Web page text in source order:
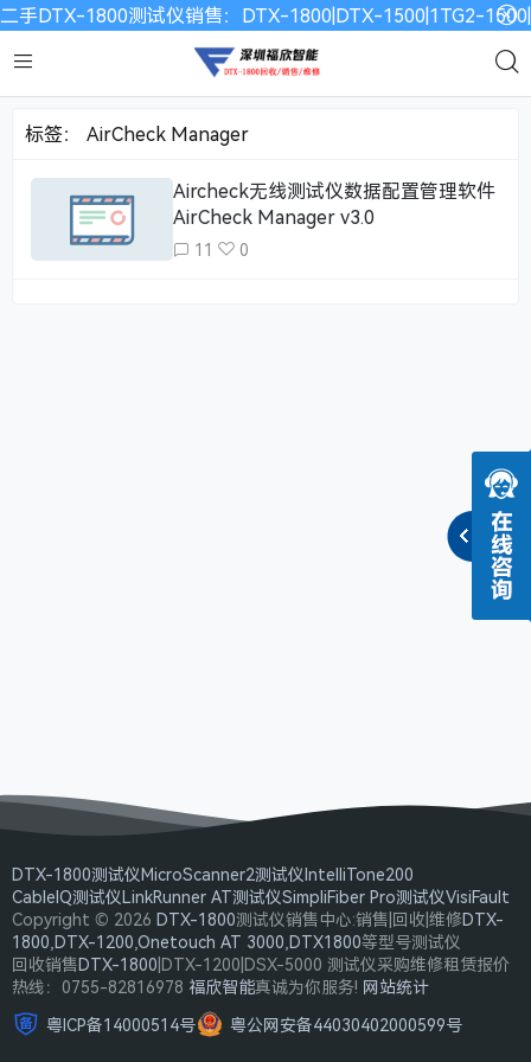
二手DTX-1800测试仪销售：DTX-1800|DTX-1500|1TG2-
标签： AirCheck Manager
Aircheck无线测试仪数据配置管理软件
AirCheck Manager v3.0
11 0
DTX-1800测试仪MicroScanner2测试仪IntelliTone200
CableIQ测试仪LinkRunner AT测试仪SimpliFiber Pro测试仪VisiFault
Copyright © 2026 DTX-1800测试仪销售中心:销售|回收|维修DTX-
1800,DTX-1200,Onetouch AT 3000,DTX1800等型号测试仪
回收销售DTX-1800|DTX-1200|DSX-5000 测试仪采购维修租赁报价
热线：0755-82816978 福欣智能真诚为你服务! 网站统计
粤ICP备14000514号
粤公网安备44030402000599号